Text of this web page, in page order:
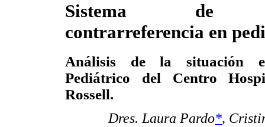
Sistema de
contrarreferencia en
Análisis de la situación
Pediátrico del Centro
Rossell.
Dres. Laura Pardo*,